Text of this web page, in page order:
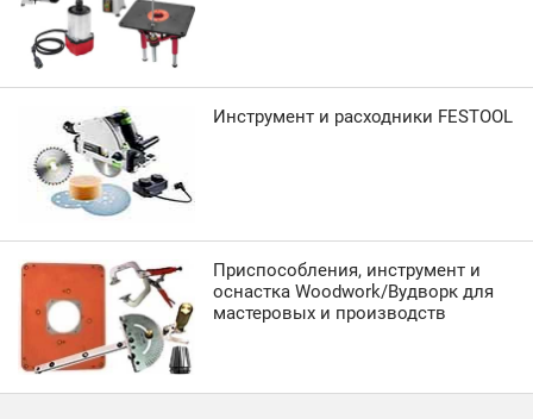
Инструмент и расходники FESTOOL
Приспособления, инструмент и
оснастка Woodwork/Вудворк для
мастеровых и производств